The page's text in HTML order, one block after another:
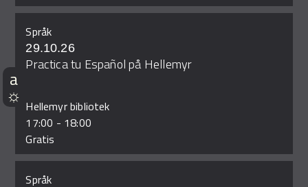
Språk
29.10.26
Practica tu Español på Hellemyr
Hellemyr bibliotek
17:00 - 18:00
Gratis
Språk